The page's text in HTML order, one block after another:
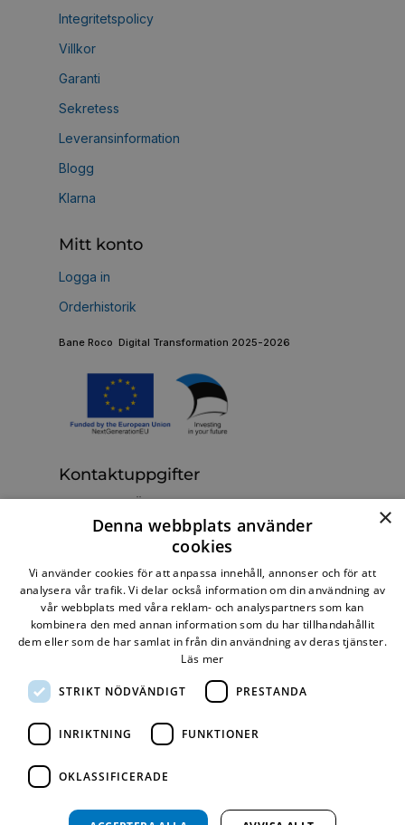
Integritetspolicy
Villkor
Garanti
Sekretess
Leveransinformation
Blogg
Klarna
Mitt konto
Logga in
Orderhistorik
Bane Roco Digital Transformation 2025-2026
Kontaktuppgifter
Bane Roco OÜ
Estland, Tallinn 13816, Betooni 11e
+372 5128279
E-post:info@turboladdare.se
Bekväm betalningsmetod
Leverans över hela världen
×
Denna webbplats använder
cookies
Vi använder cookies för att anpassa innehåll, annonser och för att
analysera vår trafik. Vi delar också information om din användning av
vår webbplats med våra reklam- och analyspartners som kan
kombinera den med annan information som du har tillhandahållit
dem eller som de har samlat in från din användning av deras tjänster.
Läs mer
STRIKT NÖDVÄNDIGT PRESTANDA
INRIKTNING FUNKTIONER
OKLASSIFICERADE